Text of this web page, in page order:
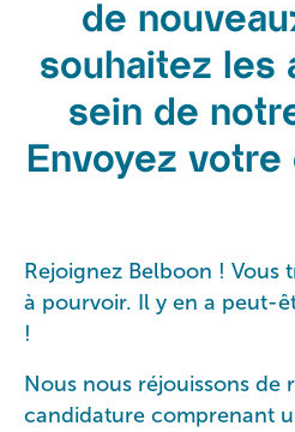
de
souhaitez les
sein de
Envoyez
Rejoignez Belboon ! Vous
à pourvoir. Il y en a peut-
!
Nous nous réjouissons de
candidature comprenant